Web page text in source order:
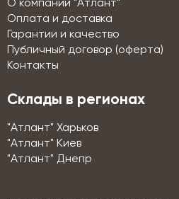
О компании "Атлант"
Оплата и доставка
Гарантии и качество
Публичный договор (оферта)
Контакты
Склады в регионах
"Атлант" Харьков
"Атлант" Киев
"Атлант" Днепр